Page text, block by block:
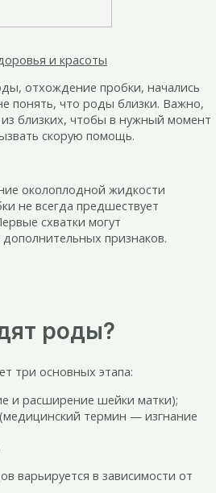
и красоты
отхождение пробки, начались
понять, что роды близки. Важно,
близких, чтобы в нужный момент
скорую помощь.
околоплодной жидкости
не всегда предшествует
схватки могут
признаков.
роды?
три основных этапа:
и расширение шейки матки);
термин — изгнание
варьируется в зависимости от